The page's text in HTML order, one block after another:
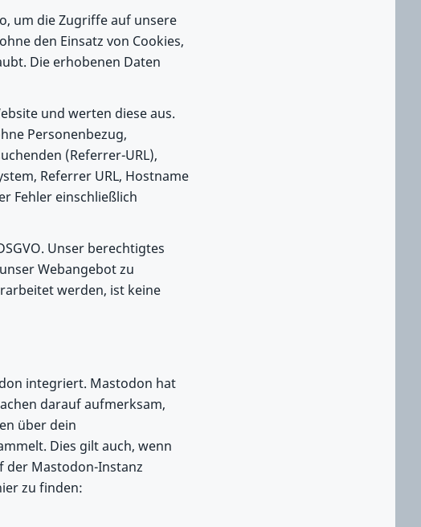
um die Zugriffe auf unsere
den Einsatz von Cookies,
Die erhobenen Daten
und werten diese aus.
Personenbezug,
(Referrer-URL),
Referrer URL, Hostname
Fehler einschließlich
Unser berechtigtes
Webangebot zu
werden, ist keine
integriert. Mastodon hat
darauf aufmerksam,
über dein
Dies gilt auch, wenn
der Mastodon-Instanz
zu finden: